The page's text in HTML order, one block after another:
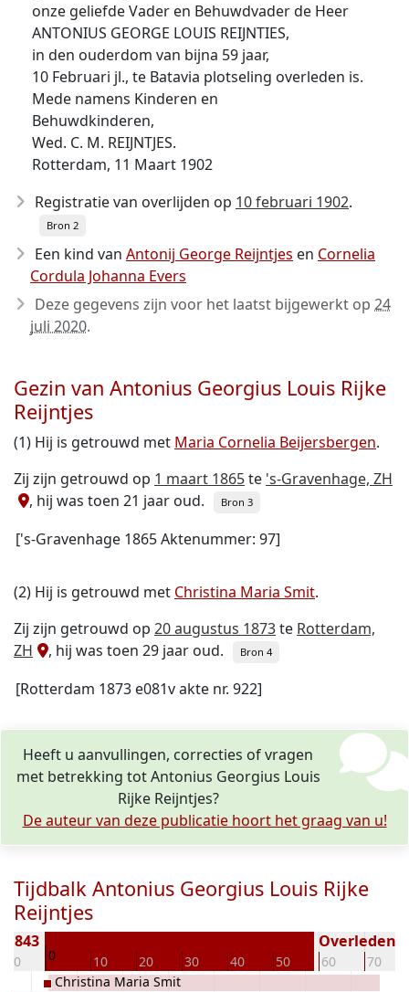
onze geliefde Vader en Behuwdvader de Heer
ANTONIUS GEORGE LOUIS REIJNTIES,
in den ouderdom van bijna 59 jaar,
10 Februari jl., te Batavia plotseling overleden is.
Mede namens Kinderen en
Behuwdkinderen,
Wed. C. M. REIJNTJES.
Rotterdam, 11 Maart 1902
Registratie van overlijden op 10 februari 1902.
Bron 2
Een kind van Antonij George Reijntjes en Cornelia
Cordula Johanna Evers
Deze gegevens zijn voor het laatst bijgewerkt op 24
juli 2020.
Gezin van Antonius Georgius Louis Rijke
Reijntjes
(1) Hij is getrouwd met Maria Cornelia Beijersbergen.
Zij zijn getrouwd op 1 maart 1865te 's-Gravenhage, ZH
, hij was toen 21 jaar oud.
Bron 3
['s-Gravenhage 1865 Aktenummer: 97]
(2) Hij is getrouwd met Christina Maria Smit.
Zij zijn getrouwd op 20 augustus 1873te Rotterdam,
ZH
, hij was toen 29 jaar oud. Bron 4
[Rotterdam 1873 e081v akte nr. 922]
Heeft u aanvullingen, correcties of vragen
met betrekking tot Antonius Georgius Louis
Rijke Reijntjes?
De auteur van deze publicatie hoort het graag van u!
Tijdbalk Antonius Georgius Louis Rijke
Reijntjes
-10 0 10 20 30 40 50 60 70
1843 Overleden (
Christina Maria Smit